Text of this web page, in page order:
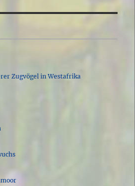
Zugvögel in Westafrika